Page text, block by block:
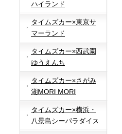
ハイランド
タイムズカー×東京サ
マーランド
タイムズカー×西武園
ゆうえんち
タイムズカー×さがみ
湖MORI MORI
タイムズカー×横浜・
八景島シーパラダイス